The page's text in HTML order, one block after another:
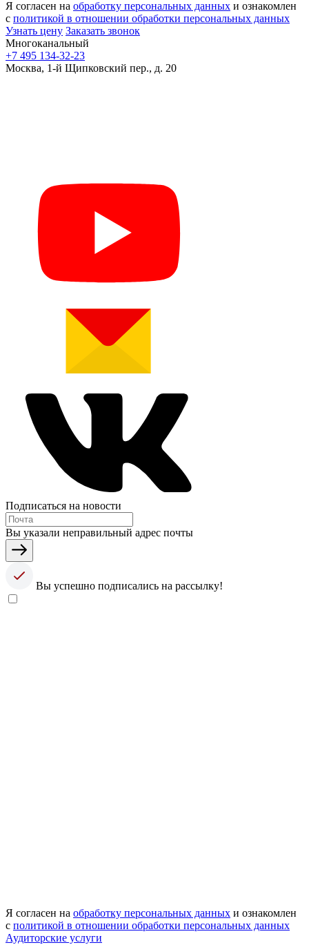
Я согласен на обработку персональных данных и ознакомлен
с политикой в отношении обработки персональных данных
Узнать цену Заказать звонок
Многоканальный
+7 495 134-32-23
Москва, 1-й Щипковский пер., д. 20
Подписаться на новости
Вы указали неправильный адрес почты
Вы успешно подписались на рассылку!
Я согласен на обработку персональных данных и ознакомлен
с политикой в отношении обработки персональных данных
Аудиторские услуги